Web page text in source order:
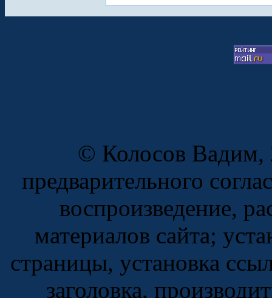
© Колосов Вадим,
предварительного
воспроизведение,
материалов сайта;
страницы, установка
заголовка,